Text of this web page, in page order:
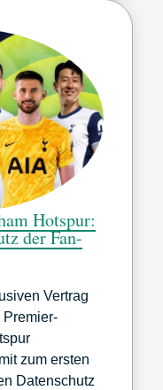
Hotspur:
der Fan-
Vertrag
Premier-
zum ersten
Datenschutz